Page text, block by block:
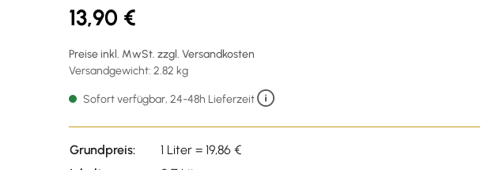
13,90 €
Preise inkl. MwSt. zzgl. Versandkosten
Versandgewicht: 2.82 kg
Sofort verfügbar, 24-48h Lieferzeit
Grundpreis:
1 Liter = 19,86 €